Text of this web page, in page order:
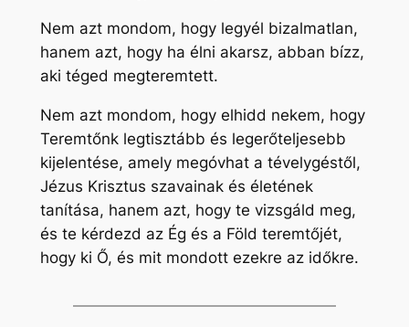
Nem azt mondom, hogy legyél bizalmatlan,
hanem azt, hogy ha élni akarsz, abban bízz,
aki téged megteremtett.
Nem azt mondom, hogy elhidd nekem, hogy
Teremtőnk legtisztább és legerőteljesebb
kijelentése, amely megóvhat a tévelygéstől,
Jézus Krisztus szavainak és életének
tanítása, hanem azt, hogy te vizsgáld meg,
és te kérdezd az Ég és a Föld teremtőjét,
hogy ki Ő, és mit mondott ezekre az időkre.